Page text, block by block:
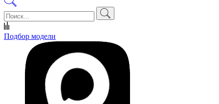
Подбор модели